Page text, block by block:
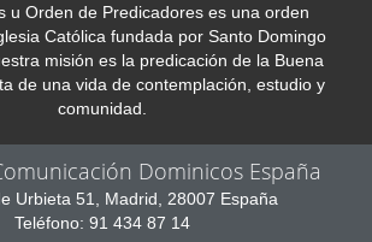
u Orden de Predicadores es una orden
Católica fundada por Santo Domingo
misión es la predicación de la Buena
de una vida de contemplación, estudio y
comunidad.
Dominicos España
Urbieta 51, Madrid, 28007 España
Teléfono: 91 434 87 14